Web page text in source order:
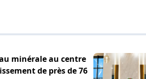
minérale au centre
de près de 76